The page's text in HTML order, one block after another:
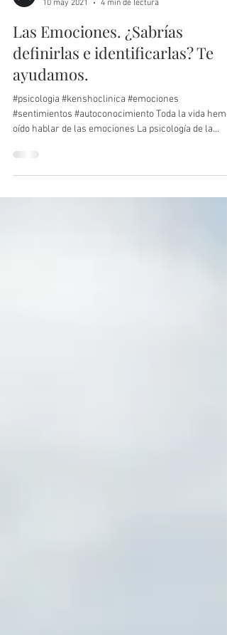
Kensho Clínica
10 may 2021
4 min de lectura
Las Emociones. ¿Sabrías
definirlas e identificarlas? Te
ayudamos.
#psicologia #kenshoclinica #emociones
#sentimientos #autoconocimiento Toda la vida